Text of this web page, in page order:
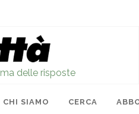
delle risposte
CHI SIAMO CERCA